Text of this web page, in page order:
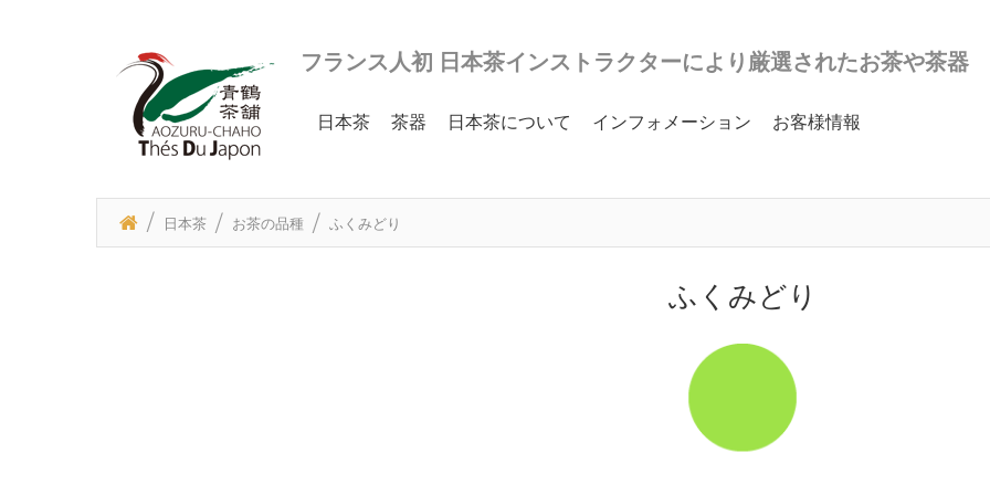
フランス人初 日本茶インストラクターにより厳選されたお茶や茶器
日本茶 茶器 日本茶について インフォメーション お客様情報
日本茶 お茶の品種 ふくみどり
ふくみどり